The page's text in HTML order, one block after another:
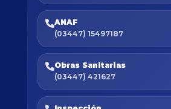
ANAF
(03447) 15497187
Obras Sanitarias
(03447) 421627